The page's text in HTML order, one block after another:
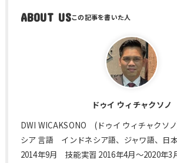
ABOUT US
ドゥイ ウィチャクソノ
DWI WICAKSONO (ドゥイ ウィチャクソ
シア 言語 インドネシア語、ジャワ語、日
2014年9月 技能実習 2016年4月～2020年